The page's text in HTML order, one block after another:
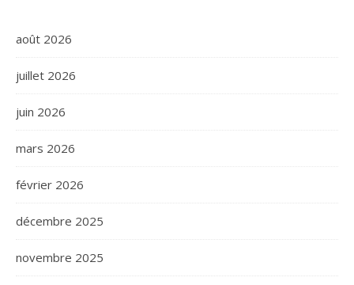
août 2026
juillet 2026
juin 2026
mars 2026
février 2026
décembre 2025
novembre 2025